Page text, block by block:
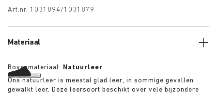
dat zich dankzij het soepele bovenwerk van suède perfect
Art.nr. 1031894/1031879
Materiaal
Bovenmateriaal: Natuurleer
Ons natuurleer is meestal glad leer, in sommige gevallen
gewalkt leer. Deze leersoort beschikt over vele bijzondere